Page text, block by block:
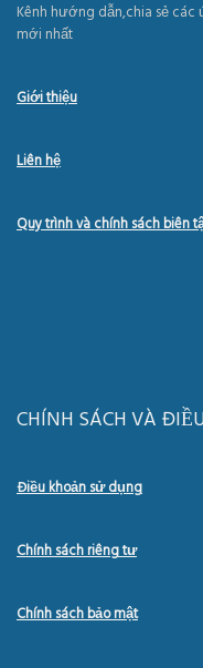
Kênh hướng dẫn,chia sẻ các
mới nhất
Giới thiệu
Liên hệ
Quy trình và chính sách biên
CHÍNH SÁCH VÀ
Điều khoản sử dụng
Chính sách riêng tư
Chính sách bảo mật